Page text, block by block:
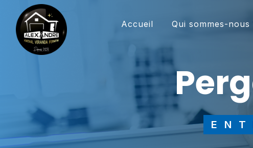
Accueil Qui sommes-nous
Panneau de gestion des cookies